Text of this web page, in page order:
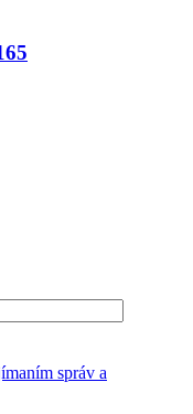
správ a